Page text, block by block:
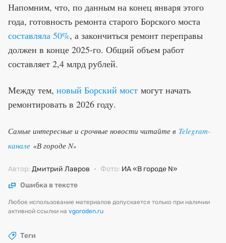
Напомним, что, по данным на конец января этого
года, готовность ремонта старого Борского моста
составляла 50%, а закончиться ремонт переправы
должен в конце 2025-го. Общий объем работ
составляет 2,4 млрд рублей.
Между тем, новый Борский мост могут начать
ремонтировать в 2026 году.
Самые интересные и срочные новости читайте в Telegram-
канале «В городе N»
Автор: Дмитрий Лавров · Фото: ИА «В городе N»
Ошибка в тексте
Любое использование материалов допускается только при наличии
активной ссылки на vgoroden.ru
Теги